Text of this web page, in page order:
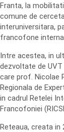
Franta, la
comune de
interuniversitara,
francofone
Intre acestea, in
dezvoltate de
care prof. Nicolae
Regionala de
in cadrul Retelei
Francofoniei
Reteaua, creata in